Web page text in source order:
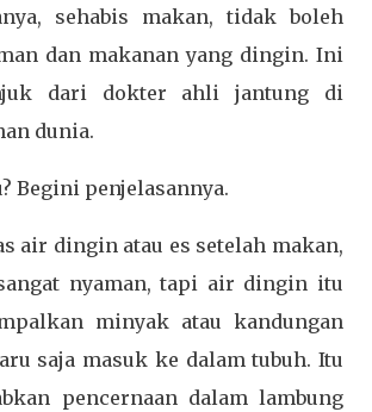
sehabis makan, tidak boleh
dan makanan yang dingin. Ini
dari dokter ahli jantung di
dunia.
Begini penjelasannya.
air dingin atau es setelah makan,
nyaman, tapi air dingin itu
minyak atau kandungan
saja masuk ke dalam tubuh. Itu
pencernaan dalam lambung